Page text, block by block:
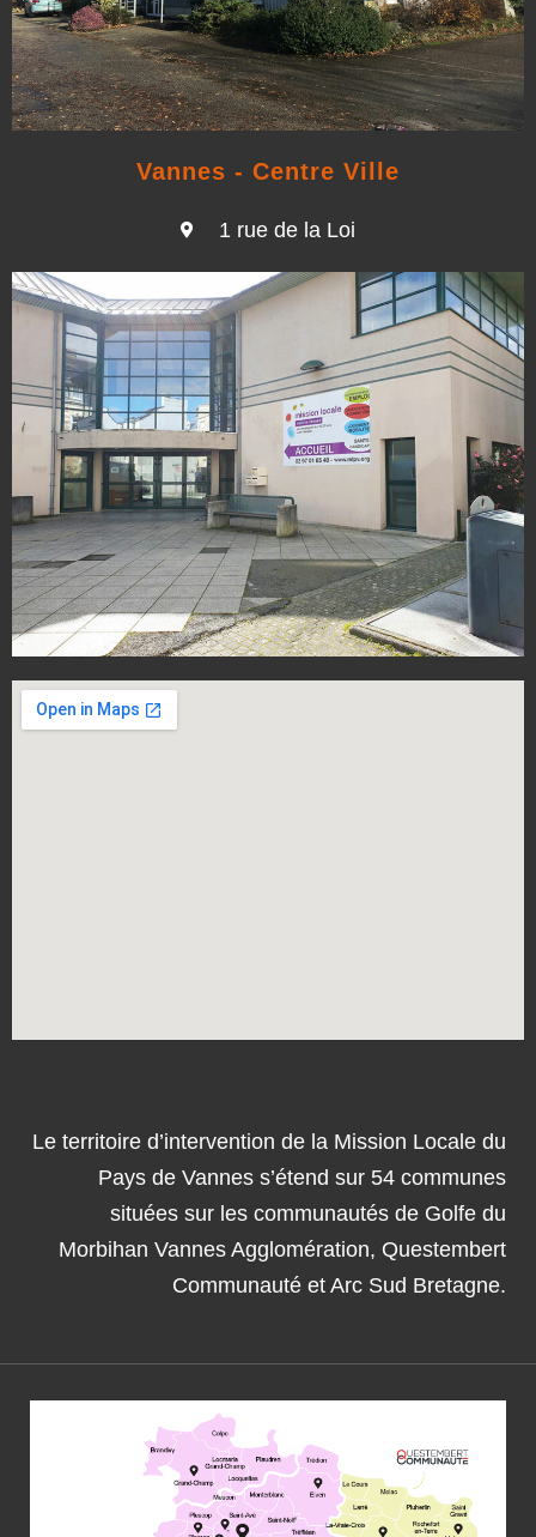
Vannes - Centre Ville
1 rue de la Loi
Le territoire d’intervention de la Mission Locale du
Pays de Vannes s’étend sur 54 communes
situées sur les communautés de Golfe du
Morbihan Vannes Agglomération, Questembert
Communauté et Arc Sud Bretagne.